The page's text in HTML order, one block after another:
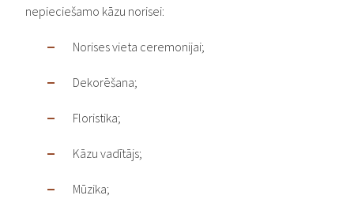
nepieciešamo kāzu norisei:
Norises vieta ceremonijai;
Dekorēšana;
Floristika;
Kāzu vadītājs;
Mūzika;